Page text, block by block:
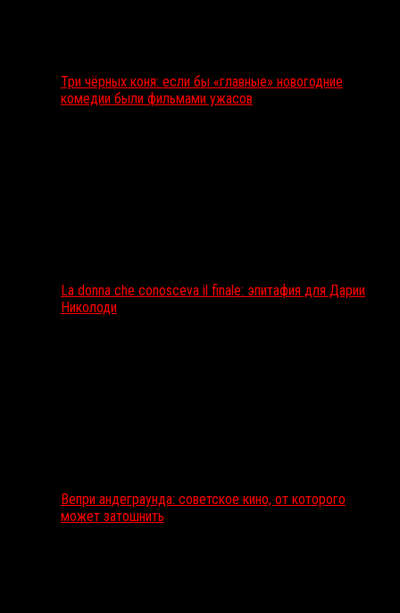
Три чёрных коня: если бы «главные» новогодние
комедии были фильмами ужасов
La donna che conosceva il finale: эпитафия для Дарии
Николоди
Вепри андеграунда: советское кино, от которого
может затошнить